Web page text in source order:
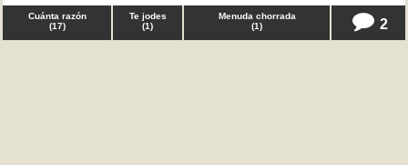
Cuánta razón
(17)
Te jodes
(1)
Menuda chorrada
(1) 2